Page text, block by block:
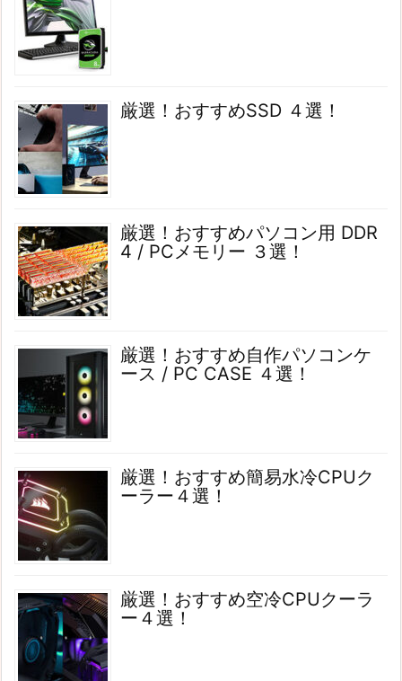
厳選！おすすめSSD ４選！
厳選！おすすめパソコン用 DDR
4 / PCメモリー ３選！
厳選！おすすめ自作パソコンケ
ース / PC CASE ４選！
厳選！おすすめ簡易水冷CPUク
ーラー４選！
厳選！おすすめ空冷CPUクーラ
ー４選！